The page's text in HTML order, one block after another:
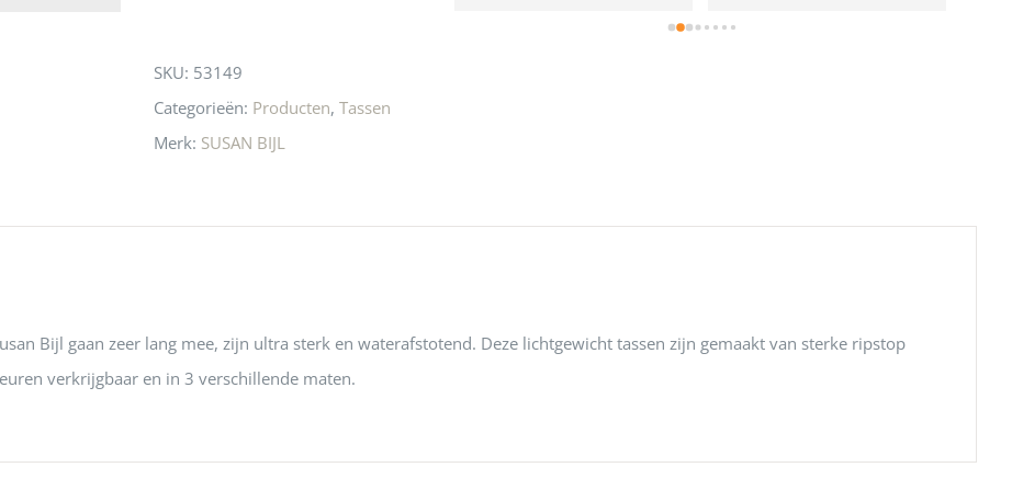
heel aardig en gezellig SKU: 53149
Categorieën: Producten, Tassen
Merk: SUSAN BIJL
Bijl gaan zeer lang mee, zijn ultra sterk en waterafstotend. Deze lichtgewicht tassen zijn gemaakt van sterke ripstop
verkrijgbaar en in 3 verschillende maten.